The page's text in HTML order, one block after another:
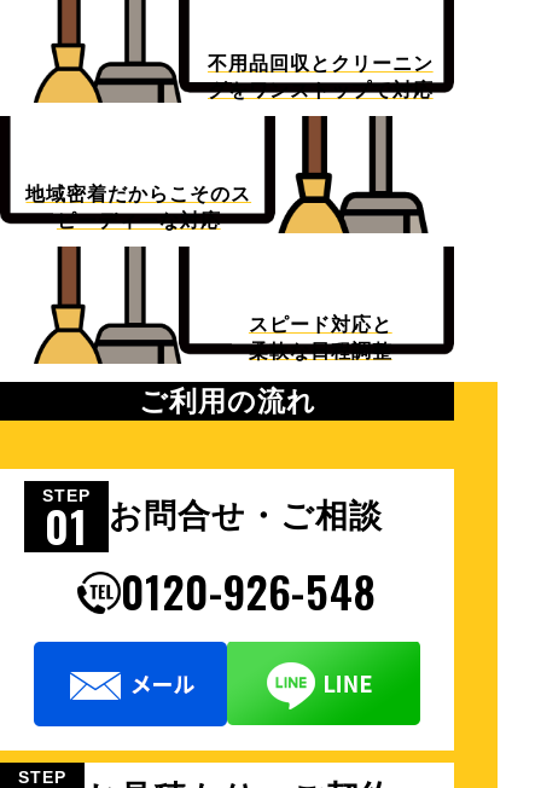
不用品回収とクリーニン
グをワンストップで対応
地域密着だからこそのス
ピーディーな対応
スピード対応と
柔軟な日程調整
ご利用の流れ
STEP
01 お問合せ・ご相談
0120-926-548
STEP